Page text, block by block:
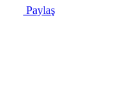
Paylaş